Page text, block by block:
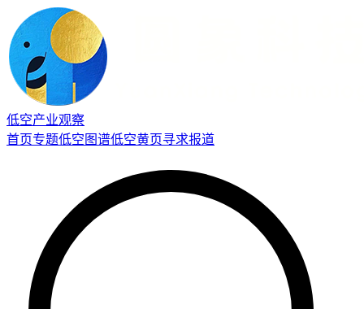
低空产业观察
首页专题低空图谱低空黄页寻求报道